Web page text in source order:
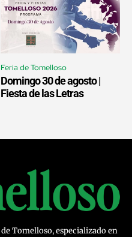
Feria de Tomelloso
Domingo 30 de agosto |
Fiesta de las Letras
Tomelloso, especializado en